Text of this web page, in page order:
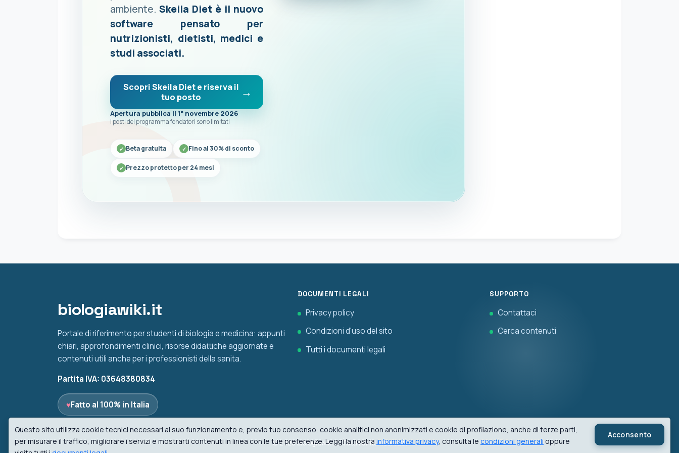
ambiente. Skeila Diet è il nuovo
software pensato per
nutrizionisti, dietisti, medici e
studi associati.
Scopri Skeila Diet e riserva il
tuo posto
Apertura pubblica il 1° novembre 2026
I posti del programma fondatori sono limitati
Beta gratuita Fino al 30% di sconto
Prezzo protetto per 24 mesi
biologiawiki.it
Portale di riferimento per studenti di biologia e medicina: appunti
chiari, approfondimenti clinici, risorse didattiche aggiornate e
contenuti utili anche per i professionisti della sanita.
Partita IVA: 03648380834
♥Fatto al 100% in Italia
DOCUMENTI LEGALI
Privacy policy
Condizioni d'uso del sito
Tutti i documenti legali
SUPPORTO
Contattaci
Cerca contenuti
© 2026 biologiawiki.it. Tutti i diritti riservati.
Questo sito utilizza cookie tecnici necessari al suo funzionamento e, previo tuo consenso, cookie analitici non anonimizzati e cookie di profilazione, anche di terze parti,
per misurare il traffico, migliorare i servizi e mostrarti contenuti in linea con le tue preferenze. Leggi la nostrainformativa privacy, consulta le condizioni generali oppure
Acconsento